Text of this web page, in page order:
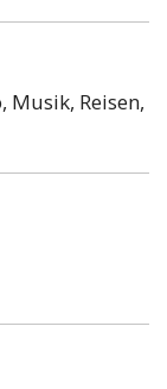
Reisen,